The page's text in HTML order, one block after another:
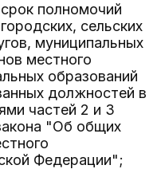
полномочий
сельских
муниципальных
местного
образований
должностей в
частей 2 и 3
"Об общих
Федерации";